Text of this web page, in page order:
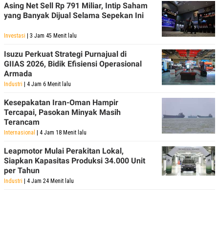
Asing Net Sell Rp 791 Miliar, Intip Saham
yang Banyak Dijual Selama Sepekan Ini
Investasi | 3 Jam 45 Menit lalu
Isuzu Perkuat Strategi Purnajual di
GIIAS 2026, Bidik Efisiensi Operasional
Armada
Industri | 4 Jam 6 Menit lalu
Kesepakatan Iran-Oman Hampir
Tercapai, Pasokan Minyak Masih
Terancam
Internasional | 4 Jam 18 Menit lalu
Leapmotor Mulai Perakitan Lokal,
Siapkan Kapasitas Produksi 34.000 Unit
per Tahun
Industri | 4 Jam 24 Menit lalu